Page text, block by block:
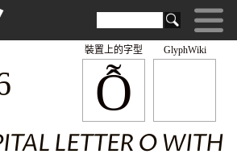
GlyphWiki
Ỗ
裝置上的字型
LETTER O WITH